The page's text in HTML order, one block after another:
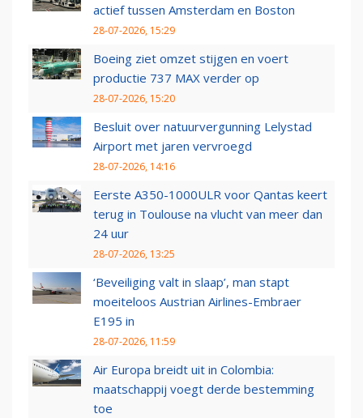
actief tussen Amsterdam en Boston
28-07-2026, 15:29
Boeing ziet omzet stijgen en voert
productie 737 MAX verder op
28-07-2026, 15:20
Besluit over natuurvergunning Lelystad
Airport met jaren vervroegd
28-07-2026, 14:16
Eerste A350-1000ULR voor Qantas keert
terug in Toulouse na vlucht van meer dan
24 uur
28-07-2026, 13:25
‘Beveiliging valt in slaap’, man stapt
moeiteloos Austrian Airlines-Embraer
E195 in
28-07-2026, 11:59
Air Europa breidt uit in Colombia:
maatschappij voegt derde bestemming
toe